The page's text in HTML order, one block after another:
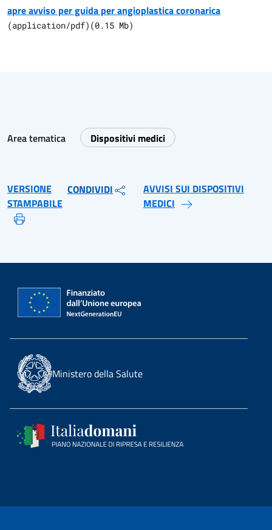
apre avviso per guida per angioplastica coronarica
(application/pdf) (0.15 Mb)
Area tematica Dispositivi medici
VERSIONE
STAMPABILE
CONDIVIDI
AVVISI SUI DISPOSITIVI
MEDICI
Ministero della Salute